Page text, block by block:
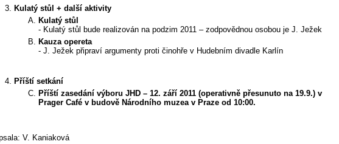
Kulatý stůl + další aktivity
Kulatý stůl
- Kulatý stůl bude realizován na podzim 2011 – zodpovědnou osobou je J. Ježek
Kauza opereta
- J. Ježek připraví argumenty proti činohře v Hudebním divadle Karlín
Příští setkání
Příští zasedání výboru JHD – 12. září 2011 (operativně přesunuto na 19.9.) v
Prager Café v budově Národního muzea v Praze od 10:00.
V. Kaniaková